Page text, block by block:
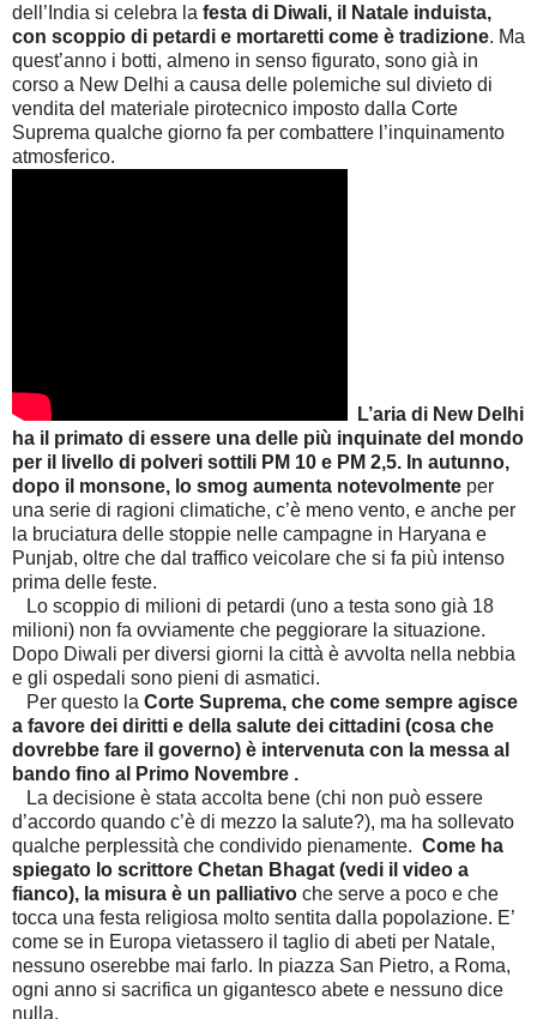
dell’India si celebra la festa di Diwali, il Natale induista,
con scoppio di petardi e mortaretti come è tradizione. Ma
quest’anno i botti, almeno in senso figurato, sono già in
corso a New Delhi a causa delle polemiche sul divieto di
vendita del materiale pirotecnico imposto dalla Corte
Suprema qualche giorno fa per combattere l’inquinamento
atmosferico.
L’aria di New Delhi
ha il primato di essere una delle più inquinate del mondo
per il livello di polveri sottili PM 10 e PM 2,5. In autunno,
dopo il monsone, lo smog aumenta notevolmente per
una serie di ragioni climatiche, c’è meno vento, e anche per
la bruciatura delle stoppie nelle campagne in Haryana e
Punjab, oltre che dal traffico veicolare che si fa più intenso
prima delle feste.
Lo scoppio di milioni di petardi (uno a testa sono già 18
milioni) non fa ovviamente che peggiorare la situazione.
Dopo Diwali per diversi giorni la città è avvolta nella nebbia
e gli ospedali sono pieni di asmatici.
Per questo la Corte Suprema, che come sempre agisce
a favore dei diritti e della salute dei cittadini (cosa che
dovrebbe fare il governo) è intervenuta con la messa al
bando fino al Primo Novembre .
La decisione è stata accolta bene (chi non può essere
d’accordo quando c’è di mezzo la salute?), ma ha sollevato
qualche perplessità che condivido pienamente. Come ha
spiegato lo scrittore Chetan Bhagat (vedi il video a
fianco), la misura è un palliativo che serve a poco e che
tocca una festa religiosa molto sentita dalla popolazione. E’
come se in Europa vietassero il taglio di abeti per Natale,
nessuno oserebbe mai farlo. In piazza San Pietro, a Roma,
ogni anno si sacrifica un gigantesco abete e nessuno dice
nulla.